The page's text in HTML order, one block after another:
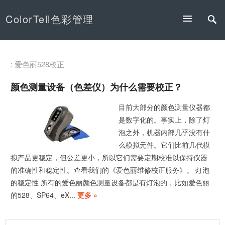
ColorTell色彩管理
: 爱色丽528校正
颜色测量设备（色差仪）为什么需要校正？
目前大部分的颜色测量仪器都
是数字化的。事实上，除了灯
泡之外，机器内部几乎没有什
么模拟元件。它们比前几代模
拟产品更稳定，但公差更小，所以它们需要定期校准以保持仪器
的准确性和稳定性。查看我们的《爱色丽维修校正服务》。 灯泡
的稳定性 所有的爱色丽颜色测量设备都是有灯泡的，比如爱色丽
的528、SP64、eX...更多 »